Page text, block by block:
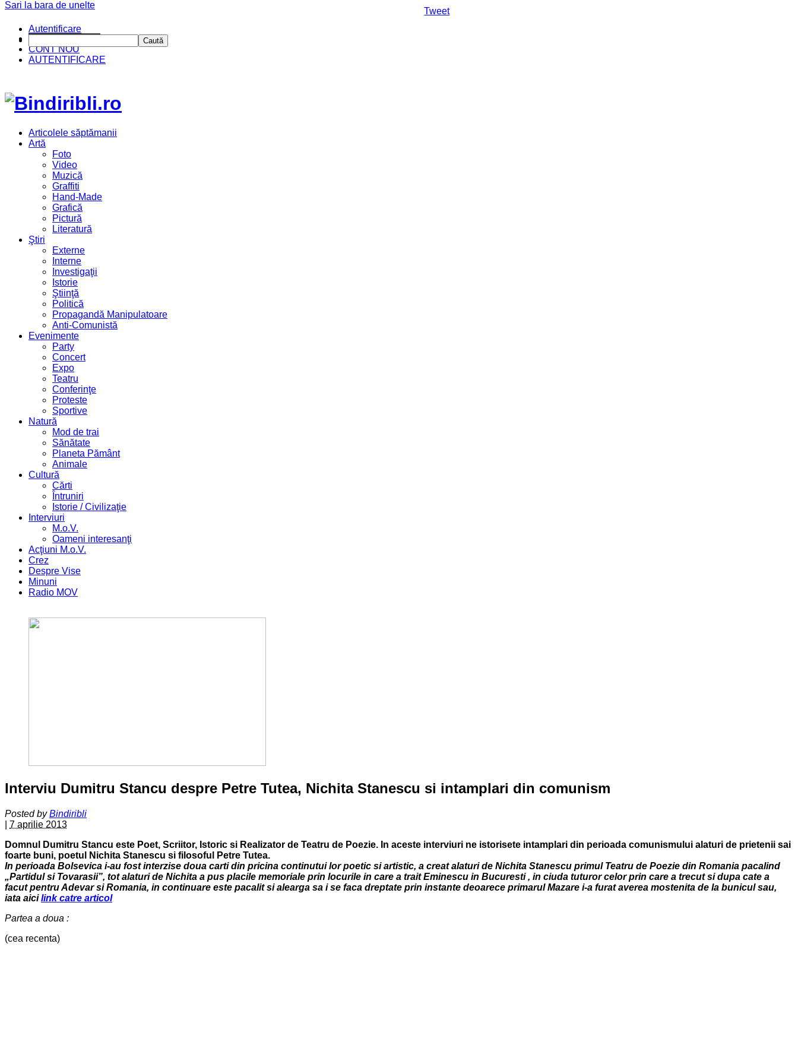
CINE SUNTEM?
CONT NOU
AUTENTIFICARE
Articolele săptămanii
Artă
Foto
Video
Muzică
Graffiti
Hand-Made
Grafică
Pictură
Literatură
Ştiri
Externe
Interne
Investigaţii
Istorie
Ştiinţă
Politică
Propagandă Manipulatoare
Anti-Comunistă
Evenimente
Party
Concert
Expo
Teatru
Conferinţe
Proteste
Sportive
Natură
Mod de trai
Sănătate
Planeta Pământ
Animale
Cultură
Cărti
Întruniri
Istorie / Civilizaţie
Interviuri
M.o.V.
Oameni interesanţi
Acţiuni M.o.V.
Crez
Despre Vise
Minuni
Radio MOV
Interviu Dumitru Stancu despre Petre Tutea, Nichita Stanescu si intamplari din comunism
Posted byBindiribli
7 aprilie 2013
Domnul Dumitru Stancu este Poet, Scriitor, Istoric si Realizator de Teatru de Poezie. In aceste interviuri ne istorisete intamplari din perioada comunismului alaturi de prietenii sai
foarte buni, poetul Nichita Stanescu si filosoful Petre Tutea.
In perioada Bolsevica i-au fost interzise doua carti din pricina continutui lor poetic si artistic, a creat alaturi de Nichita Stanescu primul Teatru de Poezie din Romania pacalind
„Partidul si Tovarasii”, tot alaturi de Nichita a pus placile memoriale prin locurile in care a trait Eminescu in Bucuresti , in ciuda tuturor celor prin care a trecut si dupa cate a
facut pentru Adevar si Romania, in continuare este pacalit si alearga sa i se faca dreptate prin instante deoarece primarul Mazare i-a furat averea mostenita de la bunicul sau,
iata aicilink catre articol
Partea a doua :
(cea recenta)
Sari la bara de unelte
Autentificare
Caută
Tweet